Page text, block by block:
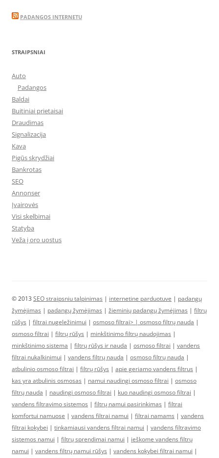
PADANGOS INTERNETU
STRAIPSNIAI
Auto
Padangos
Baldai
Buitiniai prietaisai
Draudimas
Signalizacija
Kava
Pigūs skrydžiai
Bankrotas
SEO
Annonser
Įvairovės
Visi skelbimai
Statyba
Veža į oro uostus
© 2013 SEO straipsniu talpinimas | internetine parduotuve | padangų
žymėjimas | padangų žymėjimas | žieminių padangų žymėjimas | filtrų
rūšys | filtrai nugeležinimui | osmoso filtrai> | osmoso filtrų nauda |
osmoso filtrai | filtrų rūšys | minkštinimo filtrų naudojimas |
minkštinimo sistema | filtrų rūšys ir nauda | osmoso filtrai | vandens
filtrai nukalkinimui | vandens filtrų nauda | osmoso filtrų nauda |
atbulinio osmoso filtrai | filtrų rūšys | apie geriamo vandens filtrus |
kas yra atbulinis osmosas | namui naudingi osmoso filtrai | osmoso
filtrų nauda | naudingi osmoso filtrai | kuo naudingi osmoso filtrai |
vandens filtravimo sistemos | filtrų namui pasirinkimas | filtrai
komfortui namuose | vandens filtrai namui | filtrai namams | vandens
filtrai kokybei | tinkamiausi vandens filtrai namui | vandens filtravimo
sistemos namui | filtrų sprendimai namui | ieškome vandens filtrų
namui | vandens filtrų namui rūšys | vandens kokybei filtrai namui |